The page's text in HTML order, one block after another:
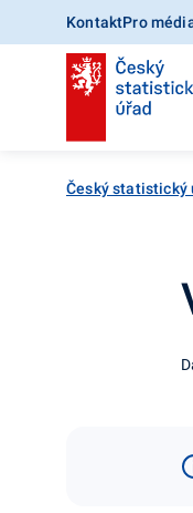
KontaktPro
Český statistický